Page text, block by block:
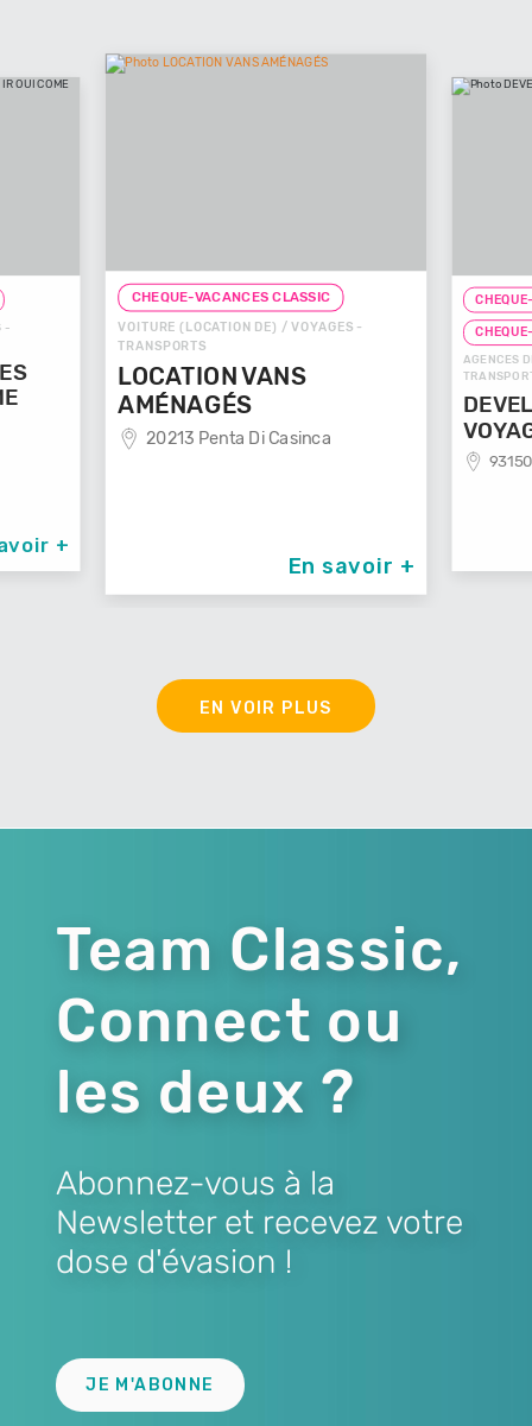
CLASSIC
/ VOYAGES -
En savoir +
CHEQUE-VACANCES CLASSIC
CHEQUE-VACANCES CONNECT
TRANSPORTS
DEVELOP'MENT'
VOYAGES
En savoir +
EN VOIR PLUS
Team Classic,
Connect ou
les deux ?
Abonnez-vous à la
Newsletter et recevez votre
dose d'évasion !
JE M'ABONNE